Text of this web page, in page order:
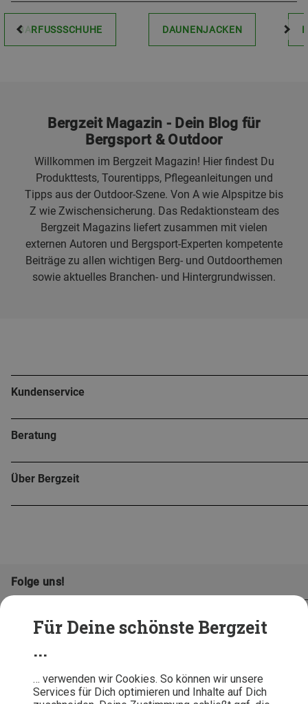
Für Deine schönste Bergzeit
...
… verwenden wir Cookies. So können wir unsere
Services für Dich optimieren und Inhalte auf Dich
BARFUSSSCHUHE DAUNENJACKEN
Bergzeit Magazin - Dein Blog für
Bergsport & Outdoor
Willkommen im Bergzeit Magazin! Hier findest Du
Produkttests, Tourentipps, Pflegeanleitungen und
Tipps aus der Outdoor-Szene. Von A wie Alpspitze bis
Z wie Zwischensicherung. Das Redaktionsteam des
Bergzeit Magazins liefert zusammen mit vielen
externen Autoren und Bergsport-Experten kompetente
Beiträge zu allen wichtigen Berg- und Outdoorthemen
sowie aktuelles Branchen- und Hintergrundwissen.
Kundenservice
Beratung
Über Bergzeit
Folge uns!